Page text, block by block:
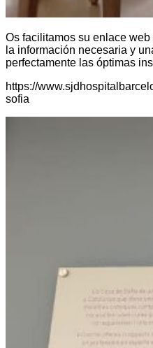
Os facilitamos su enlace
la información necesaria y
perfectamente las óptimas
https://
sofia